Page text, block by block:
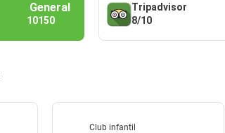
General
10150
Tripadvisor
8/10
Club infantil